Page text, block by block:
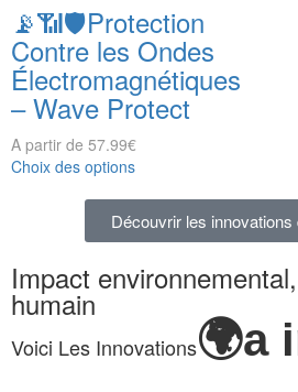
📡📶🛡️Protection
Contre les Ondes
Électromagnétiques
– Wave Protect
A partir de 57.99€
Choix des options
Découvrir les innovations
Impact
humain
Voici Les Innovations🌍a